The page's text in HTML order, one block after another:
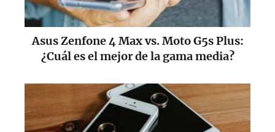
Asus Zenfone 4 Max vs. Moto G5s Plus:
¿Cuál es el mejor de la gama media?